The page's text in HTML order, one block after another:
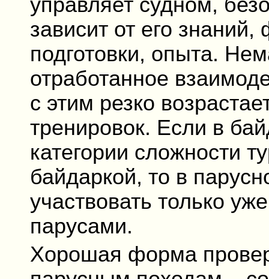
управляет судном,
зависит от его
подготовки, опыта.
отработанное
с этим резко
тренировок. Если в
категории сложности
байдаркой, то в
участвовать только
парусами.
Хорошая форма